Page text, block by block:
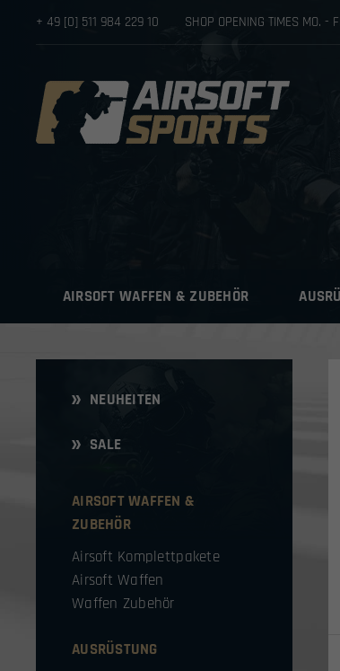
+ 49 [0] 511 984 229 10 SHOP OPENING TIMES MO. -
AIRSOFT WAFFEN & ZUBEHÖR
NEUHEITEN
SALE
AIRSOFT WAFFEN &
ZUBEHÖR
Airsoft Komplettpakete
Airsoft Waffen
Waffen Zubehör
AUSRÜSTUNG